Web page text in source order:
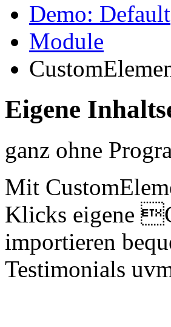
Demo: Default
Module
Eigene
ganz ohne
Mit
Klicks eigene
importieren
Testimonials